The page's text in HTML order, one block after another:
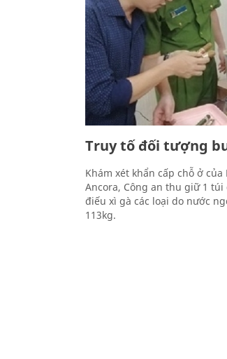
Truy tố đối tượng
Khám xét khẩn cấp chỗ ở
Ancora, Công an thu giữ 1
điếu xì gà các loại do nước
113kg.